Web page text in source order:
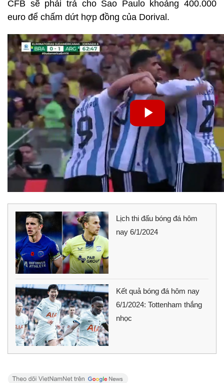
CFB sẽ phải trả cho Sao Paulo khoảng 400.000
euro để chấm dứt hợp đồng của Dorival.
Lịch thi đấu bóng đá hôm
nay 6/1/2024
Kết quả bóng đá hôm nay
6/1/2024: Tottenham thắng
nhọc